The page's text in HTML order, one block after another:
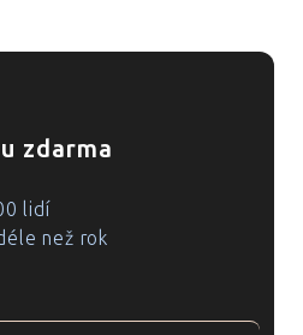
zdarma
lidí
než rok